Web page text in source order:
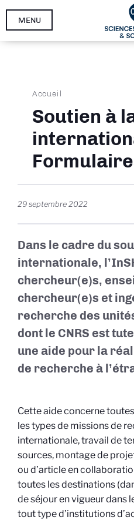
Aller
MENU
Fil
d'Ariane
Accueil
Soutien à
29 septembre 2022
Dans le cadre du
internationale,
chercheur(e)s,
chercheur(e)s et
recherche des
dont le CNRS est
une aide pour la
de recherche à
Cette aide concerne
les types de missions de
internationale, travail de
sources, montage de
ou d’article en
toutes les destinations
de séjour en vigueur dans
tout type d’institutions